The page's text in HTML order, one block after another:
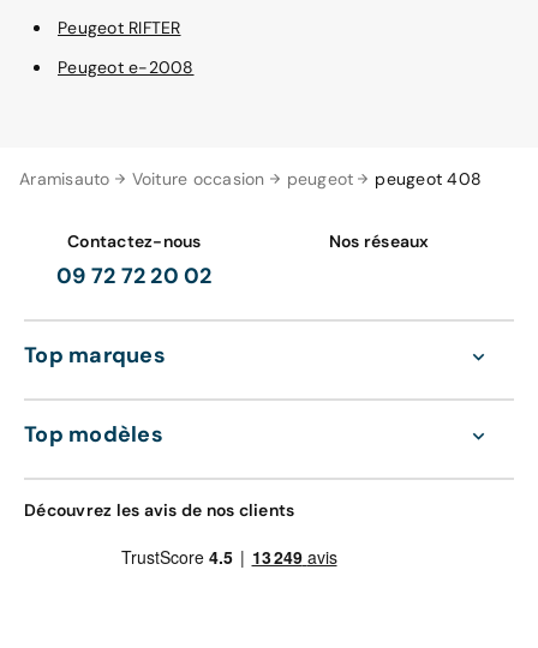
Aramisauto Voiture occasion peugeot peugeot 408
Peugeot RIFTER
Peugeot e-2008
Contactez-nous
09 72 72 20 02
Nos réseaux
Top marques
Top modèles
Découvrez les avis de nos clients